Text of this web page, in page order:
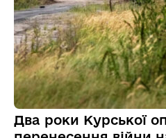
Два роки Курської